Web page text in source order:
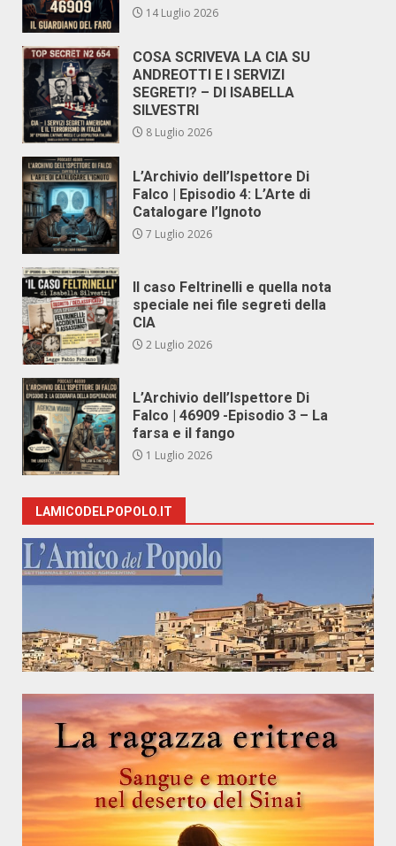
14 Luglio 2026
COSA SCRIVEVA LA CIA SU
ANDREOTTI E I SERVIZI
SEGRETI? – DI ISABELLA
SILVESTRI
8 Luglio 2026
L’Archivio dell’Ispettore Di
Falco | Episodio 4: L’Arte di
Catalogare l’Ignoto
7 Luglio 2026
Il caso Feltrinelli e quella nota
speciale nei file segreti della
CIA
2 Luglio 2026
L’Archivio dell’Ispettore Di
Falco | 46909 -Episodio 3 – La
farsa e il fango
1 Luglio 2026
LAMICODELPOPOLO.IT